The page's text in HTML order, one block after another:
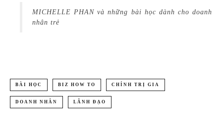
MICHELLE PHAN và những bài học dành cho doanh
nhân trẻ
BÀI HỌC BIZ HOW TO CHÍNH TRỊ GIA
DOANH NHÂN LÃNH ĐẠO